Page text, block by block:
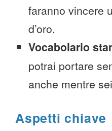
faranno vincere
d’oro.
Vocabolario
potrai portare
anche mentre
Aspetti chiave